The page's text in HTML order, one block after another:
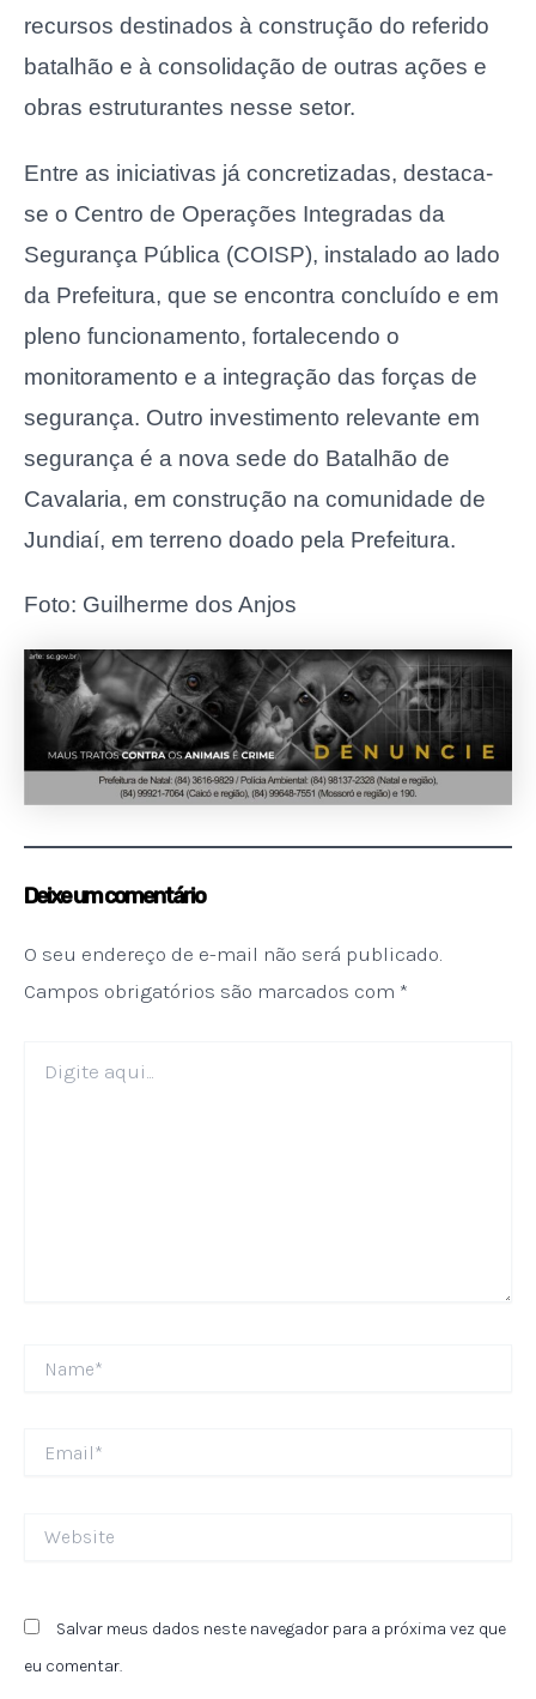
recursos destinados à construção do referido
batalhão e à consolidação de outras ações e
obras estruturantes nesse setor.
Entre as iniciativas já concretizadas, destaca-
se o Centro de Operações Integradas da
Segurança Pública (COISP), instalado ao lado
da Prefeitura, que se encontra concluído e em
pleno funcionamento, fortalecendo o
monitoramento e a integração das forças de
segurança. Outro investimento relevante em
segurança é a nova sede do Batalhão de
Cavalaria, em construção na comunidade de
Jundiaí, em terreno doado pela Prefeitura.
Foto: Guilherme dos Anjos
Deixe um comentário
O seu endereço de e-mail não será publicado.
Campos obrigatórios são marcados com *
aqui...
Salvar meus dados neste navegador para a próxima vez que
eu comentar.